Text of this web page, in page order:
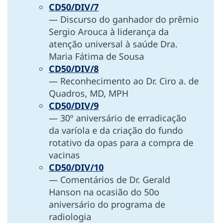
CD50/DIV/7
— Discurso do ganhador do prêmio
Sergio Arouca à liderança da
atenção universal à saúde Dra.
Maria Fátima de Sousa
CD50/DIV/8
— Reconhecimento ao Dr. Ciro a. de
Quadros, MD, MPH
CD50/DIV/9
— 30º aniversário de erradicação
da varíola e da criação do fundo
rotativo da opas para a compra de
vacinas
CD50/DIV/10
— Comentários de Dr. Gerald
Hanson na ocasião do 50o
aniversário do programa de
radiologia